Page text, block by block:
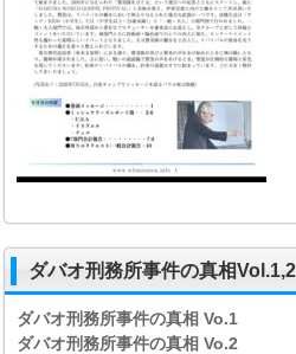
ダバオ刑務所事件の真相
ダバオ刑務所事件の真相Vo.1
ダバオ刑務所事件の真相Vo.2